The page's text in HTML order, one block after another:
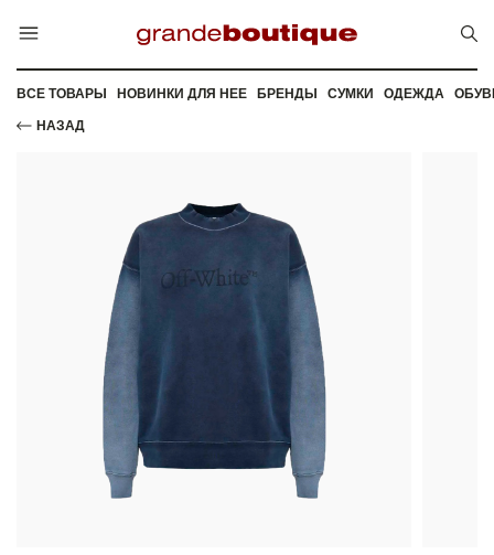
ВСЕ ТОВАРЫ НОВИНКИ ДЛЯ НЕЕ БРЕНДЫ СУМКИ ОДЕЖДА
НАЗАД